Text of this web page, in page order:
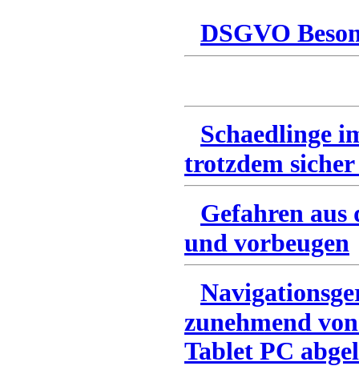
DSGVO
Schaedlinge
trotzdem
Gefahren
und vorbeugen
zunehmend
Tablet PC